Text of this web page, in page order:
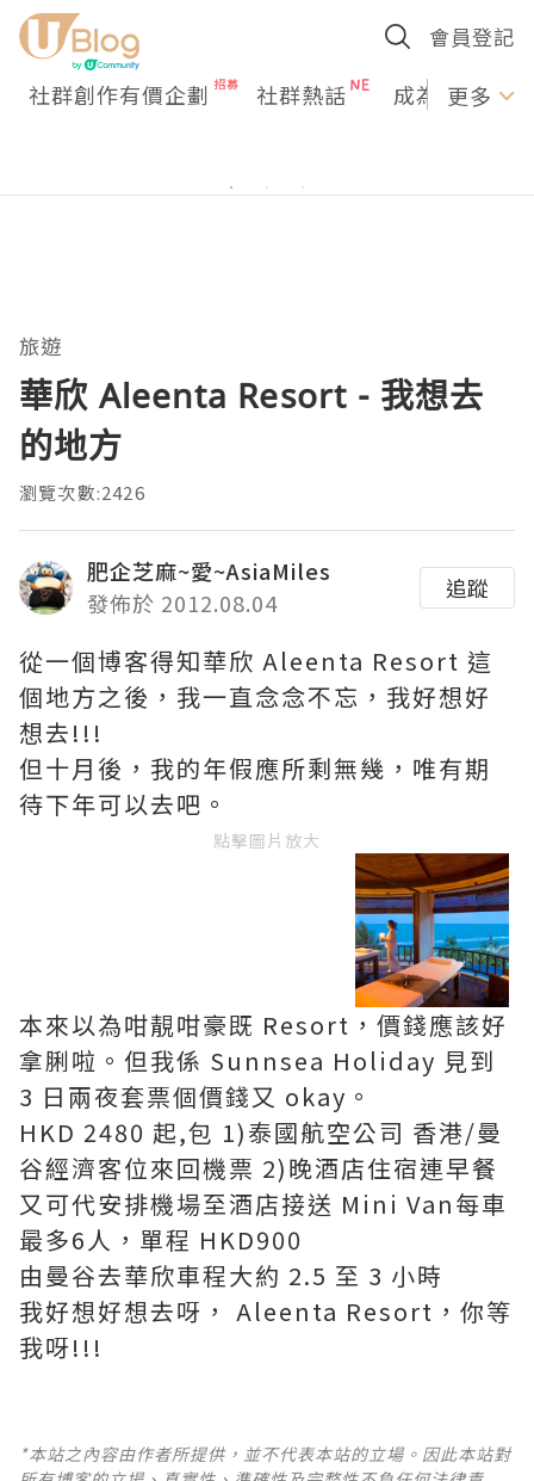
會員登記
社群創作有價企劃 社群熱話 成為U更多
旅遊
華欣 Aleenta Resort - 我想去
的地方
瀏覽次數:2426
肥企芝麻~愛~AsiaMiles
發佈於 2012.08.04
追蹤
從一個博客得知華欣 Aleenta Resort 這
個地方之後，我一直念念不忘，我好想好
想去!!!
但十月後，我的年假應所剩無幾，唯有期
待下年可以去吧。
點擊圖片放大
本來以為咁靚咁豪既 Resort，價錢應該好
拿脷啦。但我係 Sunnsea Holiday 見到
3 日兩夜套票個價錢又 okay。
HKD 2480 起,包 1)泰國航空公司 香港/曼
谷經濟客位來回機票 2)晚酒店住宿連早餐
又可代安排機場至酒店接送 Mini Van每車
最多6人，單程 HKD900
由曼谷去華欣車程大約 2.5 至 3 小時
我好想好想去呀， Aleenta Resort，你等
我呀!!!
*本站之內容由作者所提供，並不代表本站的立場。因此本站對